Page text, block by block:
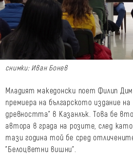
снимки: Иван Бонев
Младият македонски поет Филип
премиера на българското издание
древността" в Казанлък. Това бе
автора в града на розите, след
тази година той бе сред
"Белоцветни вишни".